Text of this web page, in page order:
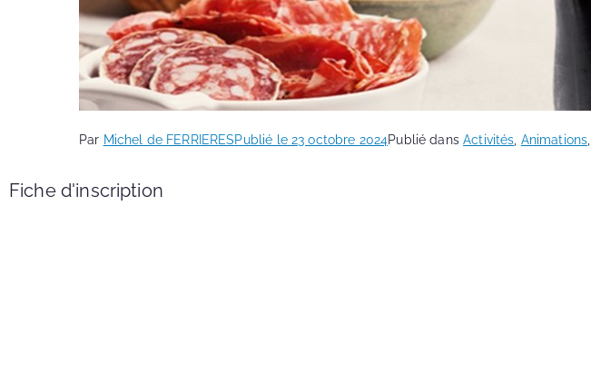
Par Michel de FERRIERESPublié le 23 octobre 2024Publié dansActivités Animations
Fiche d'inscription